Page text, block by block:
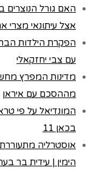
האם גורל הנוצרים
אצל עיתונאי מצרי
הפקרת הילדות
עם צבי יחזקאלי
מדינות המפרץ
מההסכם עם איראן
המונדיאל על פי
בכאן 11
אוסטרליה
הימין | עידית בר